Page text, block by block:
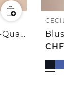
V-Neck Blusentop in Musselin-Qualität
CECIL
CHF